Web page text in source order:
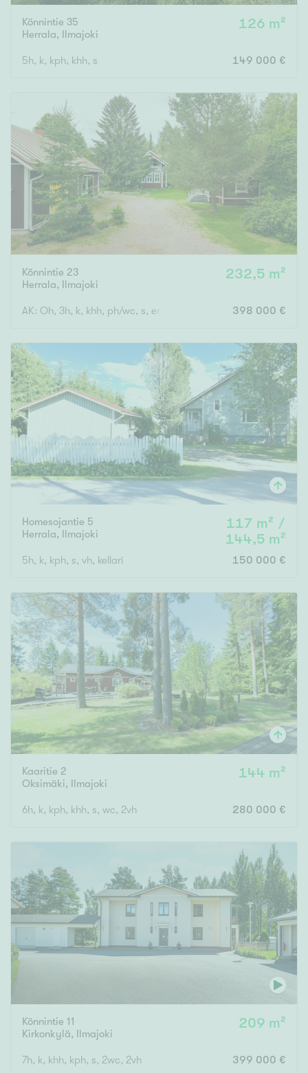
Oma sauna
Senioriasunto
Könnintie 35
Herrala, Ilmajoki
126 m²
5h, k, kph, khh, s 149 000 €
Könnintie 23
Herrala, Ilmajoki
232,5 m²
AK: Oh, 3h, k, khh, ph/wc, s, erill.wc, kuisti YK: 3h, aulatila, ph/
398 000 €
Homesojantie 5
Herrala, Ilmajoki
117 m² /
144,5 m²
5h, k, kph, s, vh, kellari 150 000 €
Kaaritie 2
Oksimäki, Ilmajoki
144 m²
6h, k, kph, khh, s, wc, 2vh 280 000 €
Könnintie 11
Kirkonkylä, Ilmajoki
209 m²
7h, k, khh, kph, s, 2wc, 2vh 399 000 €